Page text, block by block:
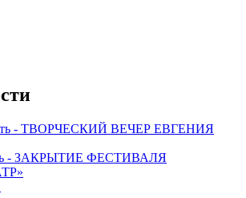
- ТВОРЧЕСКИЙ ВЕЧЕР ЕВГЕНИЯ
- ЗАКРЫТИЕ ФЕСТИВАЛЯ